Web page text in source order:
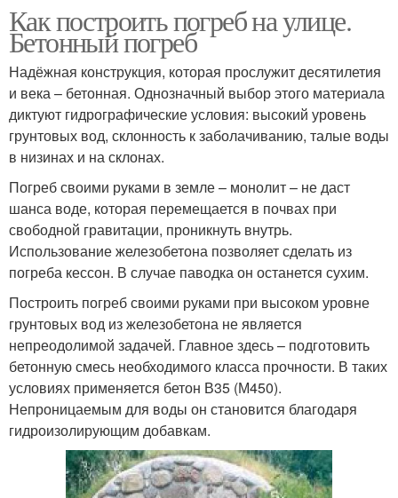
Как построить погреб на улице.
Бетонный погреб
Надёжная конструкция, которая прослужит десятилетия
и века – бетонная. Однозначный выбор этого материала
диктуют гидрографические условия: высокий уровень
грунтовых вод, склонность к заболачиванию, талые воды
в низинах и на склонах.
Погреб своими руками в земле – монолит – не даст
шанса воде, которая перемещается в почвах при
свободной гравитации, проникнуть внутрь.
Использование железобетона позволяет сделать из
погреба кессон. В случае паводка он останется сухим.
Построить погреб своими руками при высоком уровне
грунтовых вод из железобетона не является
непреодолимой задачей. Главное здесь – подготовить
бетонную смесь необходимого класса прочности. В таких
условиях применяется бетон В35 (М450).
Непроницаемым для воды он становится благодаря
гидроизолирующим добавкам.